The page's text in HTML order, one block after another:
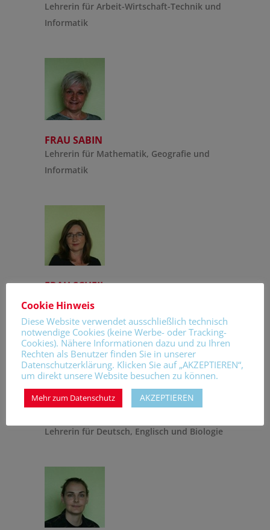
Lehrerin für Arbeit-Wirtschaft-Technik und
Informatik
FRAU SABIN
Lehrerin für Mathematik, Geografie und
Informatik
FRAU SCHEIL
Lehrerin für Englisch, Russisch und Deutsch
Lehrerin für Deutsch, Englisch und Biologie
Cookie Hinweis
Diese Website verwendet ausschließlich technisch
notwendige Cookies (keine Werbe- oder Tracking-
Cookies). Nähere Informationen dazu und zu Ihren
Rechten als Benutzer finden Sie in unserer
Datenschutzerklärung. Klicken Sie auf „AKZEPTIEREN“,
um direkt unsere Website besuchen zu können.
Mehr zum Datenschutz AKZEPTIEREN